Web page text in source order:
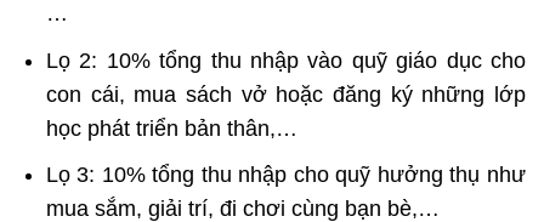
…
Lọ 2: 10% tổng thu nhập vào quỹ giáo dục cho
con cái, mua sách vở hoặc đăng ký những lớp
học phát triển bản thân,…
Lọ 3: 10% tổng thu nhập cho quỹ hưởng thụ như
mua sắm, giải trí, đi chơi cùng bạn bè,…